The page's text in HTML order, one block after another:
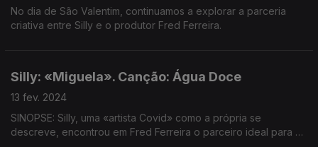
No dia de São Valentim, continuamos a explorar a parceria
criativa entre Silly e o produtor Fred Ferreira.
Silly: «Miguela». Canção: Água Doce
13 fev. 2024
SINOPSE: Silly, uma «artista Covid» como a própria se
descreve, encontrou em Fred Ferreira o parceiro ideal para o